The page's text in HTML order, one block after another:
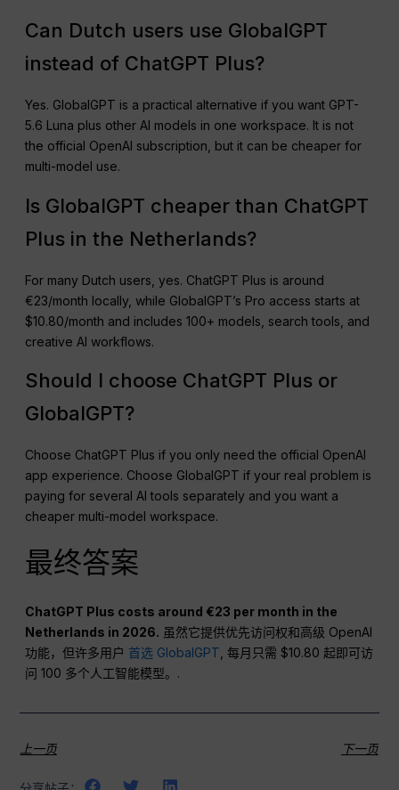
Can Dutch users use GlobalGPT
instead of ChatGPT Plus?
Yes. GlobalGPT is a practical alternative if you want GPT-
5.6 Luna plus other AI models in one workspace. It is not
the official OpenAI subscription, but it can be cheaper for
multi-model use.
Is GlobalGPT cheaper than ChatGPT
Plus in the Netherlands?
For many Dutch users, yes. ChatGPT Plus is around
€23/month locally, while GlobalGPT’s Pro access starts at
$10.80/month and includes 100+ models, search tools, and
creative AI workflows.
Should I choose ChatGPT Plus or
GlobalGPT?
Choose ChatGPT Plus if you only need the official OpenAI
app experience. Choose GlobalGPT if your real problem is
paying for several AI tools separately and you want a
cheaper multi-model workspace.
最终答案
ChatGPT Plus costs around €23 per month in the
Netherlands in 2026. 虽然它提供优先访问权和高级 OpenAI
功能，但许多用户 首选 GlobalGPT , 每月只需 $10.80 起即可访
问 100 多个人工智能模型。.
上一页 下一页